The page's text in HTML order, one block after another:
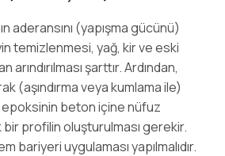
aderansını (yapışma gücünü)
temizlenmesi, yağ, kir ve eski
arındırılması şarttır. Ardından,
(aşındırma veya kumlama ile)
beton içine nüfuz
profilin oluşturulması gerekir.
bariyeri uygulaması yapılmalıdır.